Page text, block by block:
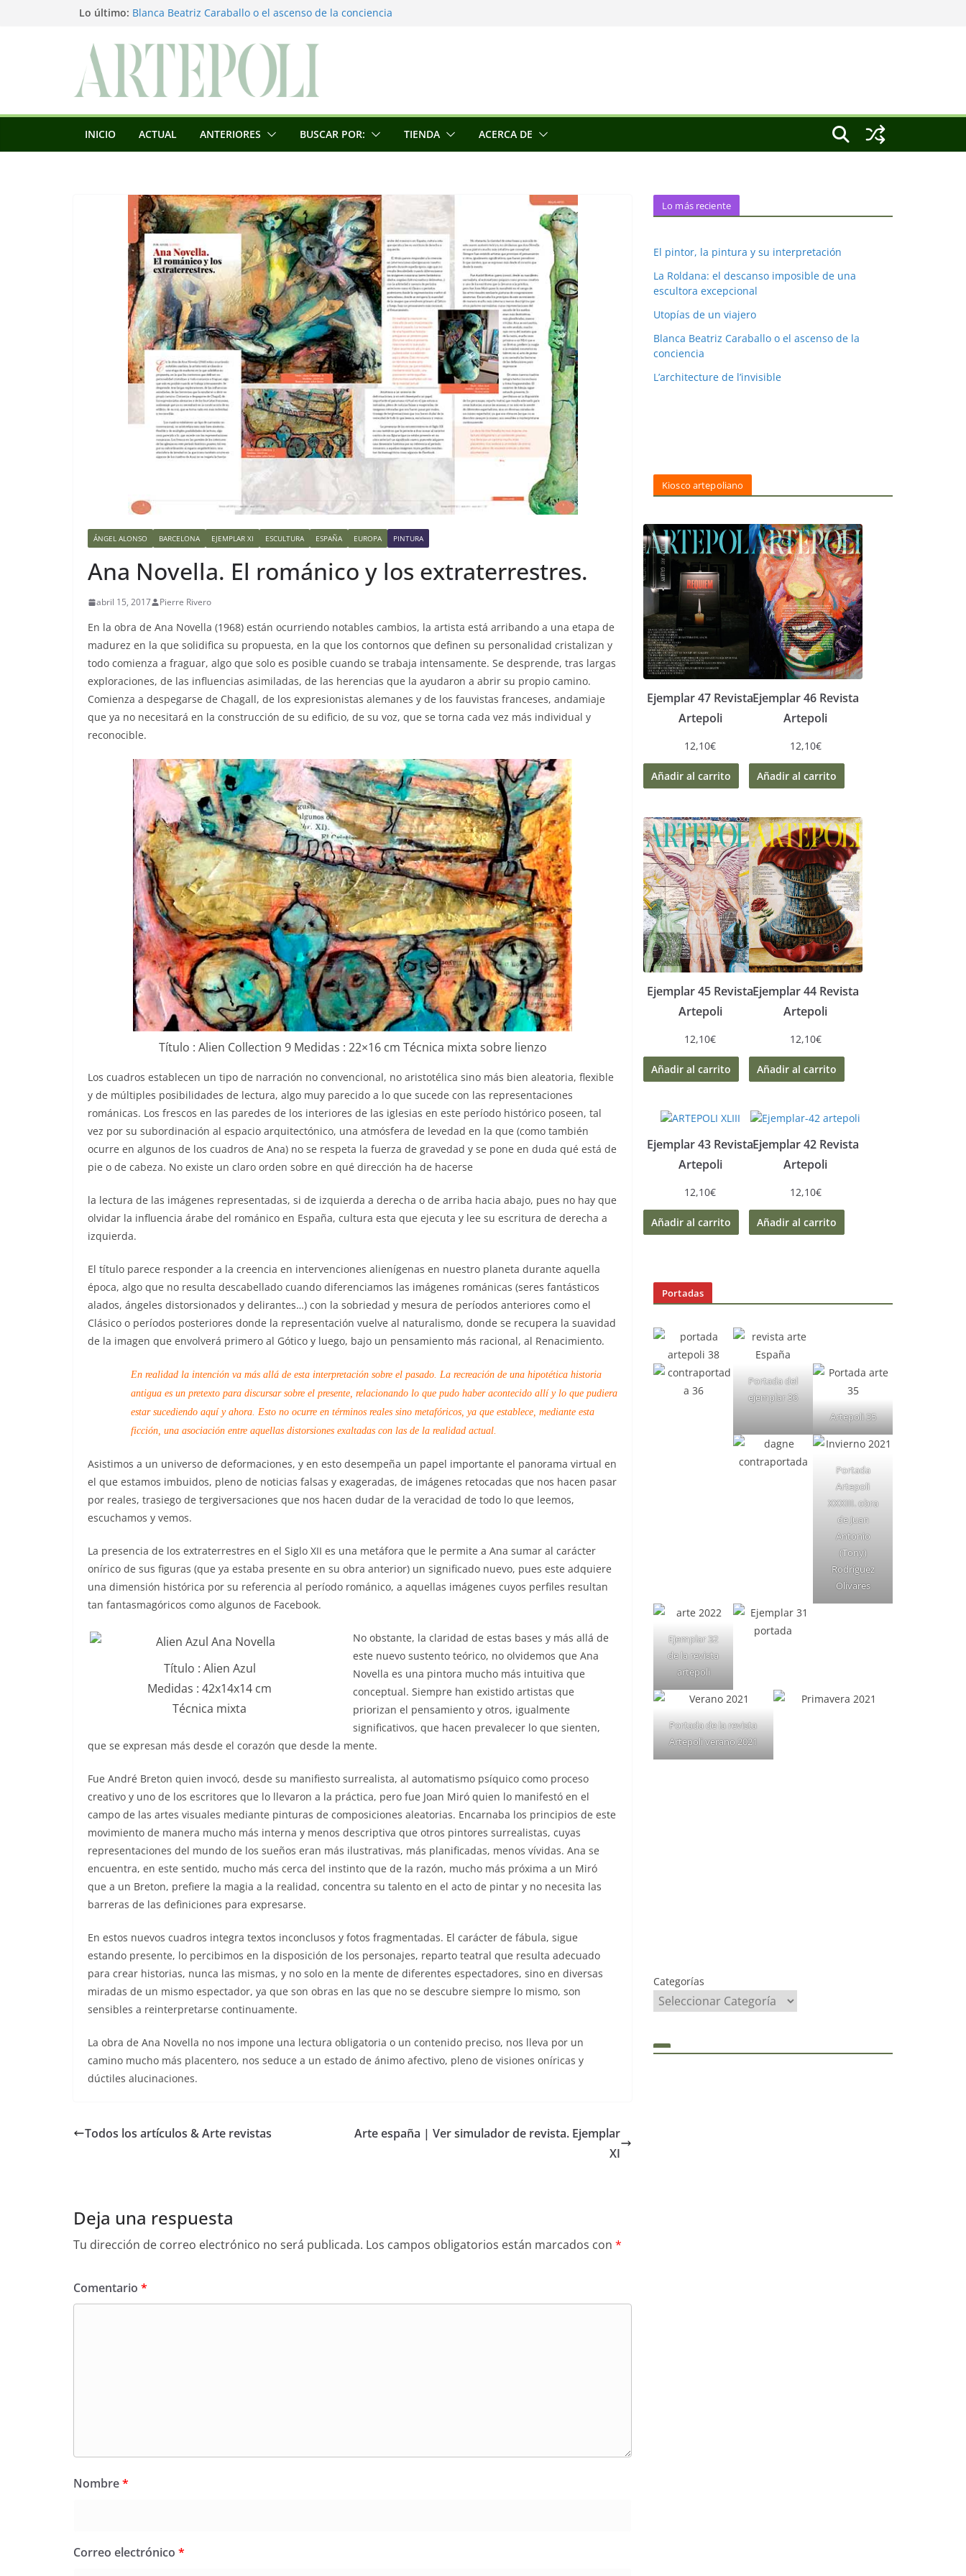
Lo último: Blanca Beatriz Caraballo o el ascenso de la conciencia
El pintor, la pintura y su interpretación
La Roldana: el descanso imposible de una escultora
excepcional
Utopías de un viajero
INICIO ACTUAL ANTERIORES BUSCAR POR: TIENDA ACERCA DE
ÁNGEL ALONSO BARCELONA EJEMPLAR XI ESCULTURA ESPAÑA EUROPA PINTURA
Ana Novella. El románico y los extraterrestres.
abril 15, 2017 Pierre Rivero
En la obra de Ana Novella (1968) están ocurriendo notables cambios, la artista está arribando a una etapa de
madurez en la que solidifica su propuesta, en la que los contornos que definen su personalidad cristalizan y
todo comienza a fraguar, algo que solo es posible cuando se trabaja intensamente. Se desprende, tras largas
exploraciones, de las influencias asimiladas, de las herencias que la ayudaron a abrir su propio camino.
Comienza a despegarse de Chagall, de los expresionistas alemanes y de los fauvistas franceses, andamiaje
que ya no necesitará en la construcción de su edificio, de su voz, que se torna cada vez más individual y
reconocible.
Título : Alien Collection 9 Medidas : 22×16 cm Técnica mixta sobre lienzo
Los cuadros establecen un tipo de narración no convencional, no aristotélica sino más bien aleatoria, flexible
y de múltiples posibilidades de lectura, algo muy parecido a lo que sucede con las representaciones
románicas. Los frescos en las paredes de los interiores de las iglesias en este período histórico poseen, tal
vez por su subordinación al espacio arquitectónico, una atmósfera de levedad en la que (como también
ocurre en algunos de los cuadros de Ana) no se respeta la fuerza de gravedad y se pone en duda qué está de
pie o de cabeza. No existe un claro orden sobre en qué dirección ha de hacerse
la lectura de las imágenes representadas, si de izquierda a derecha o de arriba hacia abajo, pues no hay que
olvidar la influencia árabe del románico en España, cultura esta que ejecuta y lee su escritura de derecha a
izquierda.
El título parece responder a la creencia en intervenciones alienígenas en nuestro planeta durante aquella
época, algo que no resulta descabellado cuando diferenciamos las imágenes románicas (seres fantásticos
alados, ángeles distorsionados y delirantes…) con la sobriedad y mesura de períodos anteriores como el
Clásico o períodos posteriores donde la representación vuelve al naturalismo, donde se recupera la suavidad
de la imagen que envolverá primero al Gótico y luego, bajo un pensamiento más racional, al Renacimiento.
En realidad la intención va más allá de esta interpretación sobre el pasado. La recreación de una hipotética historia
antigua es un pretexto para discursar sobre el presente, relacionando lo que pudo haber acontecido allí y lo que pudiera
estar sucediendo aquí y ahora. Esto no ocurre en términos reales sino metafóricos, ya que establece, mediante esta
ficción, una asociación entre aquellas distorsiones exaltadas con las de la realidad actual.
Asistimos a un universo de deformaciones, y en esto desempeña un papel importante el panorama virtual en
el que estamos imbuidos, pleno de noticias falsas y exageradas, de imágenes retocadas que nos hacen pasar
por reales, trasiego de tergiversaciones que nos hacen dudar de la veracidad de todo lo que leemos,
escuchamos y vemos.
La presencia de los extraterrestres en el Siglo XII es una metáfora que le permite a Ana sumar al carácter
onírico de sus figuras (que ya estaba presente en su obra anterior) un significado nuevo, pues este adquiere
una dimensión histórica por su referencia al período románico, a aquellas imágenes cuyos perfiles resultan
tan fantasmagóricos como algunos de Facebook.
Título : Alien Azul
Medidas : 42x14x14 cm
Técnica mixta
No obstante, la claridad de estas bases y más allá de
este nuevo sustento teórico, no olvidemos que Ana
Novella es una pintora mucho más intuitiva que
conceptual. Siempre han existido artistas que
priorizan el pensamiento y otros, igualmente
significativos, que hacen prevalecer lo que sienten,
que se expresan más desde el corazón que desde la mente.
Fue André Breton quien invocó, desde su manifiesto surrealista, al automatismo psíquico como proceso
creativo y uno de los escritores que lo llevaron a la práctica, pero fue Joan Miró quien lo manifestó en el
campo de las artes visuales mediante pinturas de composiciones aleatorias. Encarnaba los principios de este
movimiento de manera mucho más interna y menos descriptiva que otros pintores surrealistas, cuyas
representaciones del mundo de los sueños eran más ilustrativas, más planificadas, menos vívidas. Ana se
encuentra, en este sentido, mucho más cerca del instinto que de la razón, mucho más próxima a un Miró
que a un Breton, prefiere la magia a la realidad, concentra su talento en el acto de pintar y no necesita las
barreras de las definiciones para expresarse.
En estos nuevos cuadros integra textos inconclusos y fotos fragmentadas. El carácter de fábula, sigue
estando presente, lo percibimos en la disposición de los personajes, reparto teatral que resulta adecuado
para crear historias, nunca las mismas, y no solo en la mente de diferentes espectadores, sino en diversas
miradas de un mismo espectador, ya que son obras en las que no se descubre siempre lo mismo, son
sensibles a reinterpretarse continuamente.
La obra de Ana Novella no nos impone una lectura obligatoria o un contenido preciso, nos lleva por un
camino mucho más placentero, nos seduce a un estado de ánimo afectivo, pleno de visiones oníricas y
dúctiles alucinaciones.
Todos los artículos & Arte revistas
Arte españa | Ver simulador de revista. Ejemplar
XI
Deja una respuesta
Tu dirección de correo electrónico no será publicada. Los campos obligatorios están marcados con *
Comentario *
Nombre*
Correo electrónico *
Lo más reciente
El pintor, la pintura y su interpretación
La Roldana: el descanso imposible de una
escultora excepcional
Utopías de un viajero
Blanca Beatriz Caraballo o el ascenso de la
conciencia
L’architecture de l’invisible
Kiosco artepoliano
Ejemplar 47 Revista
Artepoli
12,10€
Añadir al carrito
Ejemplar 46 Revista
Artepoli
12,10€
Añadir al carrito
Ejemplar 45 Revista
Artepoli
12,10€
Añadir al carrito
Ejemplar 44 Revista
Artepoli
12,10€
Añadir al carrito
Ejemplar 43 Revista
Artepoli
12,10€
Añadir al carrito
Ejemplar 42 Revista
Artepoli
12,10€
Añadir al carrito
Portadas
Portada del
ejemplar 36
Artepoli 35
Portada
Artepoli
XXXIII. obra
de Juan
Antonio
(Tony)
Rodríguez
Olivares
Ejemplar 32
de la revista
artepoli
Portada de la revista
Artepoli verano 2021
Categorías